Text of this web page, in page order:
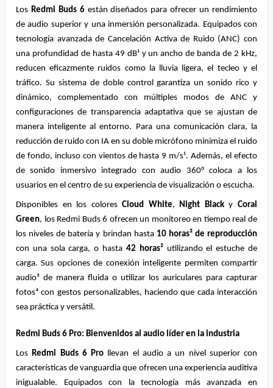
Los Redmi Buds 6 están diseñados para ofrecer un rendimiento
de audio superior y una inmersión personalizada. Equipados con
tecnología avanzada de Cancelación Activa de Ruido (ANC) con
una profundidad de hasta 49 dB¹ y un ancho de banda de 2 kHz,
reducen eficazmente ruidos como la lluvia ligera, el tecleo y el
tráfico. Su sistema de doble control garantiza un sonido rico y
dinámico, complementado con múltiples modos de ANC y
configuraciones de transparencia adaptativa que se ajustan de
manera inteligente al entorno. Para una comunicación clara, la
reducción de ruido con IA en su doble micrófono minimiza el ruido
de fondo, incluso con vientos de hasta 9 m/s¹. Además, el efecto
de sonido inmersivo integrado con audio 360° coloca a los
usuarios en el centro de su experiencia de visualización o escucha.
Disponibles en los colores Cloud White, Night Black y Coral
Green, los Redmi Buds 6 ofrecen un monitoreo en tiempo real de
los niveles de batería y brindan hasta 10 horas² de reproducción
con una sola carga, o hasta 42 horas² utilizando el estuche de
carga. Sus opciones de conexión inteligente permiten compartir
audio³ de manera fluida o utilizar los auriculares para capturar
fotos⁴ con gestos personalizables, haciendo que cada interacción
sea práctica y versátil.
Redmi Buds 6 Pro: Bienvenidos al audio líder en la industria
Los Redmi Buds 6 Pro llevan el audio a un nivel superior con
características de vanguardia que ofrecen una experiencia auditiva
inigualable. Equipados con la tecnología más avanzada en